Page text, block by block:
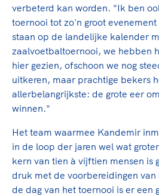
verbeterd kan worden. "Ik ben
toernooi tot zo'n groot evenement
staan op de landelijke kalender
zaalvoetbaltoernooi, we hebben
hier gezien, ofschoon we nog
uitkeren, maar prachtige bekers
allerbelangrijkste: de grote eer
winnen."
Het team waarmee Kandemir
in de loop der jaren wel wat
kern van tien à vijftien mensen is
druk met de voorbereidingen
de dag van het toernooi is er een